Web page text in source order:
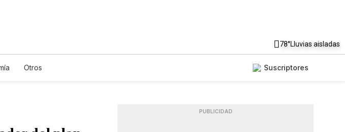
78°Lluvias aisladas
Otros Suscriptores
PUBLICIDAD